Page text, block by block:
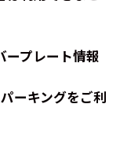
プレート情報
ーキングをご利